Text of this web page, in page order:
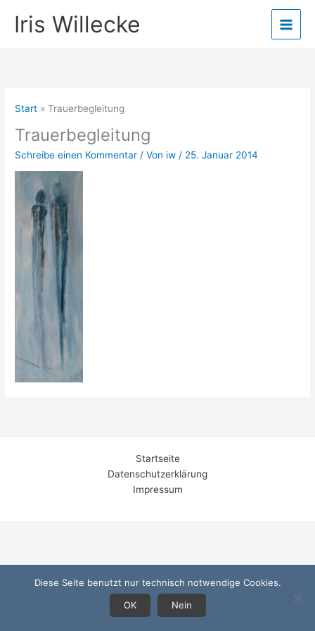
InhaltIris Willecke
Start Trauerbegleitung
Trauerbegleitung
Schreibe einen Kommentar / Von iw / 25. Januar 2014
Startseite
Datenschutzerklärung
Impressum
Diese Seite benutzt nur technisch notwendige Cookies.
OK
Nein